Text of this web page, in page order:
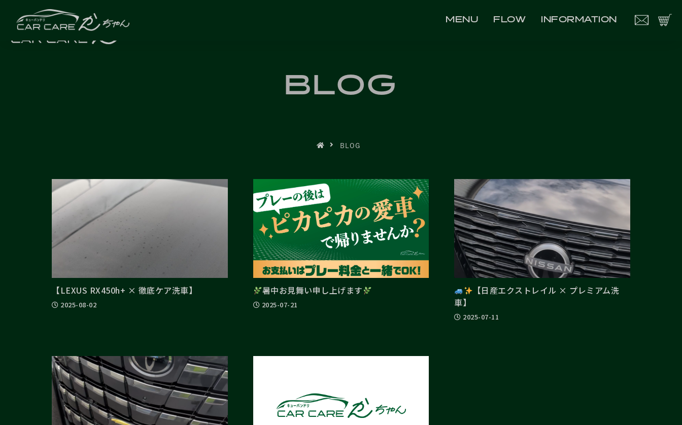
MENU FLOW INFORMATION
BLOG
BLOG
【LEXUS RX450h+ × 徹底ケア洗車】
2025-08-02
暑中お見舞い申し上げます
2025-07-21
【日産エクストレイル × プレミアム洗
車】
2025-07-11